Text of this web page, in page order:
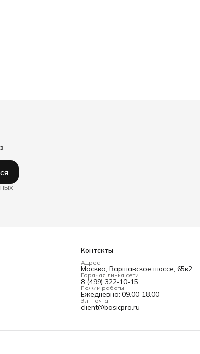
Контакты
Адрес
Москва, Варшавское шоссе, 65к2
Горячая линия сети
8 (499) 322-10-15
Режим работы
Ежедневно: 09.00-18.00
Эл. почта
client@basicpro.ru